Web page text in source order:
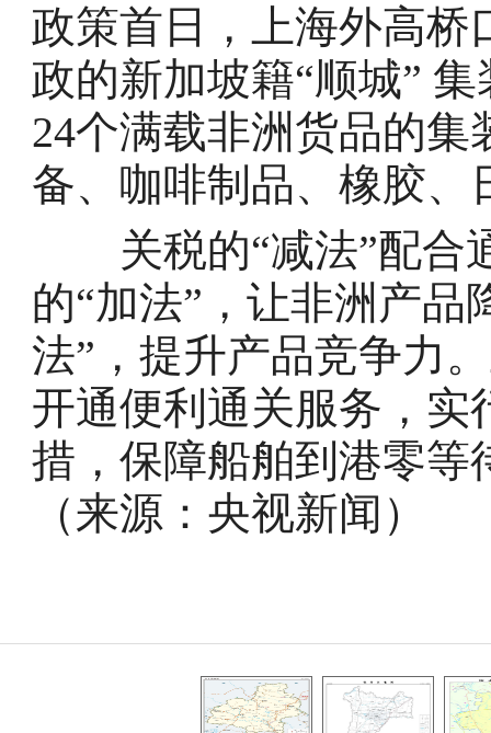
政策首日，上海外高桥
政的新加坡籍“顺城”
24个满载非洲货品的
备、咖啡制品、橡胶、
关税的“减法”配合
的“加法”，让非洲产品
法”，提升产品竞争力
开通便利通关服务，实
措，保障船舶到港零等
（来源：央视新闻）